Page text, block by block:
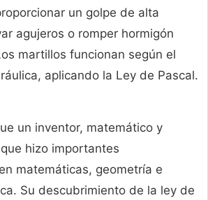
un golpe de alta
agujeros o romper hormigón
martillos funcionan según el
aplicando la Ley de Pascal.
un inventor, matemático y
hizo importantes
matemáticas, geometría e
Su descubrimiento de la ley de